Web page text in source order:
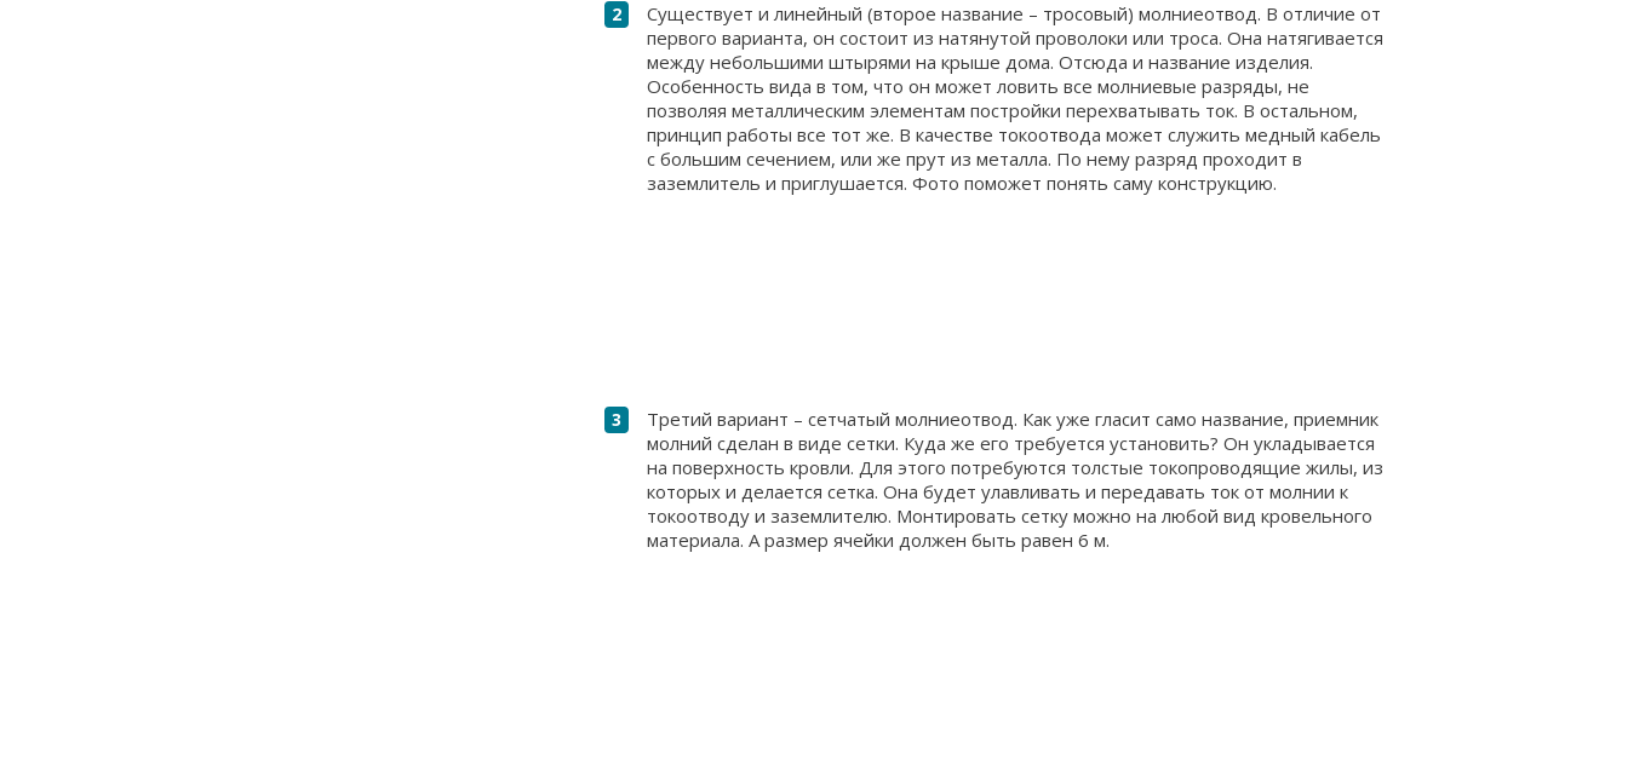
Существует и линейный (второе название – тросовый) молниеотвод. В отличие от
первого варианта, он состоит из натянутой проволоки или троса. Она натягивается
между небольшими штырями на крыше дома. Отсюда и название изделия.
Особенность вида в том, что он может ловить все молниевые разряды, не
позволяя металлическим элементам постройки перехватывать ток. В остальном,
принцип работы все тот же. В качестве токоотвода может служить медный кабель
с большим сечением, или же прут из металла. По нему разряд проходит в
заземлитель и приглушается. Фото поможет понять саму конструкцию.
Третий вариант – сетчатый молниеотвод. Как уже гласит само название, приемник
молний сделан в виде сетки. Куда же его требуется установить? Он укладывается
на поверхность кровли. Для этого потребуются толстые токопроводящие жилы, из
которых и делается сетка. Она будет улавливать и передавать ток от молнии к
токоотводу и заземлителю. Монтировать сетку можно на любой вид кровельного
материала. А размер ячейки должен быть равен 6 м.